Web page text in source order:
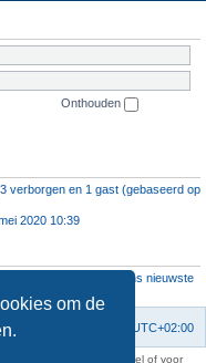
om de
Onthouden
verborgen en 1 gast (gebaseerd op
2020 10:39
• Ons nieuwste
UTC+02:00
cookies
om het even welk nadeel of voor